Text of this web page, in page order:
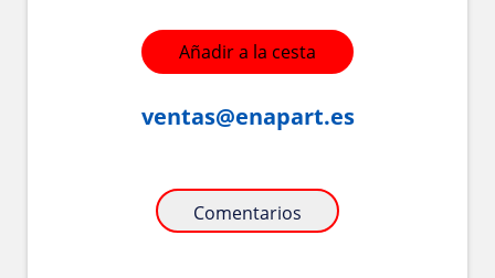
Añadir a la cesta
ventas@enapart.es
Comentarios